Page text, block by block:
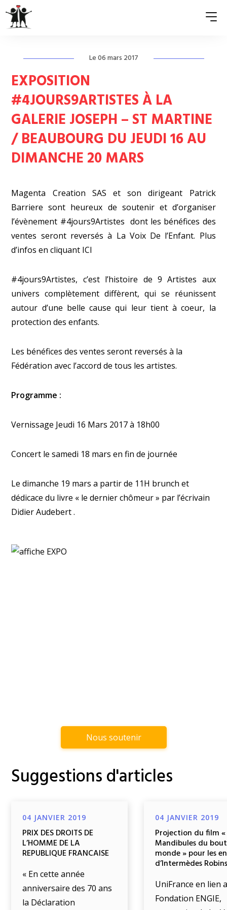
QUI SOMMES-NOUS ?
ASSOCIATIONS MEMBRES
NOS ACTIONS
S’ENGAGER
ACTUALITÉS
Le 06 mars 2017
EXPOSITION
#4JOURS9ARTISTES À LA
GALERIE JOSEPH – ST MARTINE
/ BEAUBOURG DU JEUDI 16 AU
DIMANCHE 20 MARS
Magenta Creation SAS et son dirigeant Patrick
Barriere sont heureux de soutenir et d’organiser
l’évènement #4jours9Artistes dont les bénéfices des
ventes seront reversés à La Voix De l’Enfant. Plus
d’infos en cliquant ICI
#4jours9Artistes, c’est l’histoire de 9 Artistes aux
univers complètement diffèrent, qui se réunissent
autour d’une belle cause qui leur tient à coeur, la
protection des enfants.
Les bénéfices des ventes seront reversés à la
Fédérationavec l’accord de tous les artistes.
Programme :
Vernissage Jeudi 16 Mars 2017 à 18h00
Concert le samedi 18 mars en fin de journée
Le dimanche 19 mars a partir de 11H brunch et
dédicace du livre « le dernier chômeur » par l’écrivain
Didier Audebert .
Nous soutenir
Suggestions d'articles
04 JANVIER 2019
PRIX DES DROITS DE
L’HOMME DE LA
REPUBLIQUE FRANCAISE
« En cette année
anniversaire des 70 ans
la Déclaration
04 JANVIER 2019
Projection du film «
Mandibules du
monde » pour les
d’Intermèdes
UniFrance en lien
Fondation ENGIE,